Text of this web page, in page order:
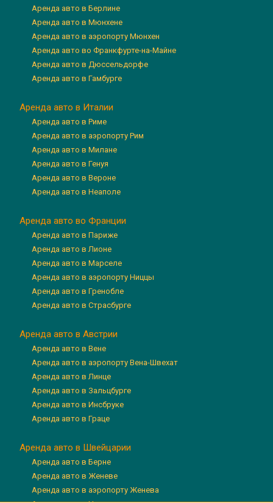
Аренда авто в Берлине
Аренда авто в Мюнхене
Аренда авто в аэропорту Мюнхен
Аренда авто во Франкфурте-на-Майне
Аренда авто в Дюссельдорфе
Аренда авто в Гамбурге
Аренда авто в Италии
Аренда авто в Риме
Аренда авто в аэропорту Рим
Аренда авто в Милане
Аренда авто в Генуя
Аренда авто в Вероне
Аренда авто в Неаполе
Аренда авто во Франции
Аренда авто в Париже
Аренда авто в Лионе
Аренда авто в Марселе
Аренда авто в аэропорту Ниццы
Аренда авто в Гренобле
Аренда авто в Страсбурге
Аренда авто в Австрии
Аренда авто в Вене
Аренда авто в аэропорту Вена-Швехат
Аренда авто в Линце
Аренда авто в Зальцбурге
Аренда авто в Инсбруке
Аренда авто в Граце
Аренда авто в Швейцарии
Аренда авто в Берне
Аренда авто в Женеве
Аренда авто в аэропорту Женева